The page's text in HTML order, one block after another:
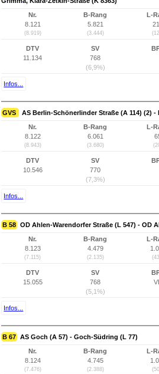
Nr.
8.121
(8.919)
B-Rang
5.821
(3.444)
L-
DTV
11.134
SV
768
(6,9%)
Infos...
GVS AS Berlin-Schönerlinder Straße (A 114) (2)
Nr.
8.122
(8.943)
B-Rang
6.061
(3.680)
L-
DTV
10.546
SV
770
(7,3%)
Infos...
B 58 OD Ahlen-Warendorfer Straße (L 547) - OD
Nr.
8.123
(7.115)
B-Rang
4.479
(2.135)
L-
DTV
15.055
SV
768
(5,1%)
Infos...
B 67 AS Goch (A 57) - Goch-Südring (L 77)
Nr.
8.124
(7.476)
B-Rang
4.745
(2.388)
L-